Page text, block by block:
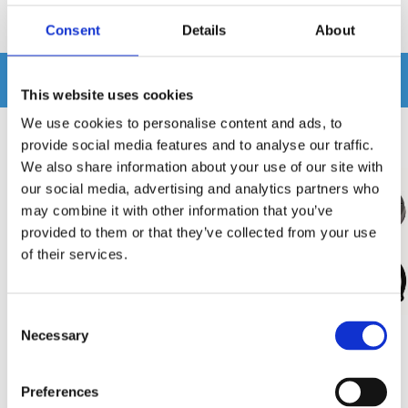
Consent Details About
This website uses cookies
We use cookies to personalise content and ads, to
provide social media features and to analyse our traffic.
We also share information about your use of our site with
our social media, advertising and analytics partners who
may combine it with other information that you’ve
provided to them or that they’ve collected from your use
of their services.
Selection
Necessary
Preferences
Produkten har inga recensioner
Custom fit högtalare till Audi R8 42.